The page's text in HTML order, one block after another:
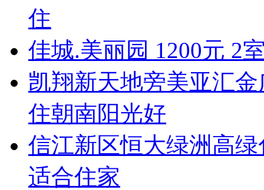
住
佳城.美丽园 1200元 2
凯翔新天地旁美亚汇
住朝南阳光好
信江新区恒大绿洲高
适合住家